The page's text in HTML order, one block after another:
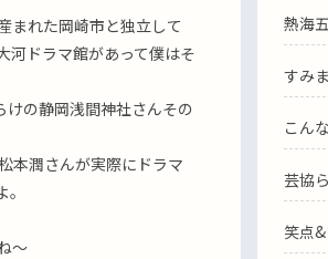
まれた岡崎市と独立して
河ドラマ館があって僕はそ
の静岡浅間神社さんその
本潤さんが実際にドラマ
〜
熱海
すみ
こん
芸協
笑点